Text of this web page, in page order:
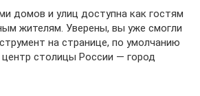
домов и улиц доступна как гостям
жителям. Уверены, вы уже смогли
на странице, по умолчанию
центр столицы России — город